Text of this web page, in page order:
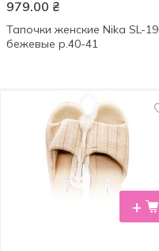
979.00 ₴
Тапочки женские Nika SL-19
бежевые р.40-41
+